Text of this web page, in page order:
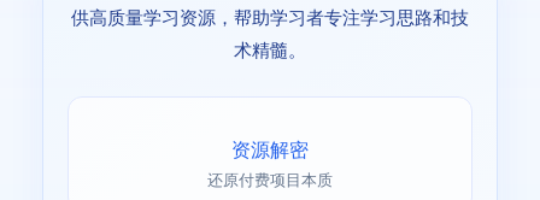
供高质量学习资源，帮助学习者专注学习思路和技
术精髓。
资源解密
还原付费项目本质